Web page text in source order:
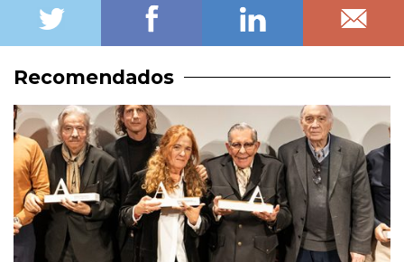
Recomendados